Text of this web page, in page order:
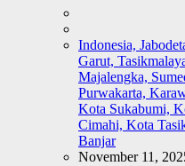
Indonesia,
Garut,
Majalengka,
Purwakarta,
Kota Sukabumi,
Cimahi, Kota
Banjar
November 11,